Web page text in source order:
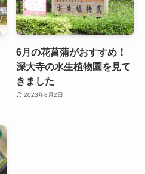
6月の花菖蒲がおすすめ！
深大寺の水生植物園を見て
きました
2023年8月2日